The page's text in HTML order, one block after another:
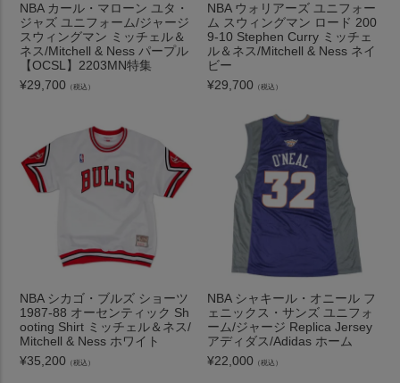
NBA カール・マローン ユタ・
ジャズ ユニフォーム/ジャージ
スウィングマン ミッチェル＆
ネス/Mitchell & Ness パープル
【OCSL】2203MN特集
¥29,700 （税込）
NBA ウォリアーズ ユニフォー
ム スウィングマン ロード 200
9-10 Stephen Curry ミッチェ
ル＆ネス/Mitchell & Ness ネイ
ビー
¥29,700 （税込）
NBA シカゴ・ブルズ ショーツ
1987-88 オーセンティック Sh
ooting Shirt ミッチェル＆ネス/
Mitchell & Ness ホワイト
¥35,200 （税込）
NBA シャキール・オニール フ
ェニックス・サンズ ユニフォ
ーム/ジャージ Replica Jersey
アディダス/Adidas ホーム
¥22,000 （税込）